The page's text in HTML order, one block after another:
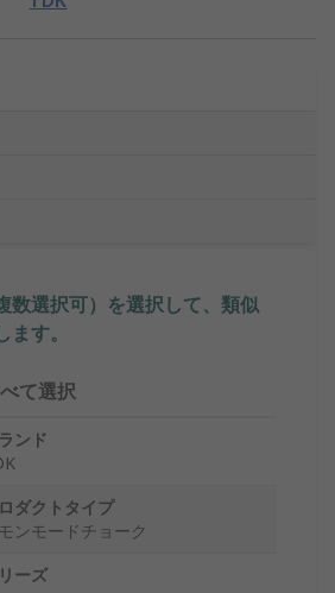
数選択可）を選択して、類似
す。
て選択
ンド
ダクトタイプ
ンモードチョーク
ーズ